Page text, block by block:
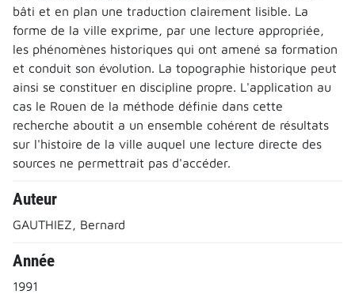
bâti et en plan une traduction clairement lisible. La
forme de la ville exprime, par une lecture appropriée,
les phénomènes historiques qui ont amené sa formation
et conduit son évolution. La topographie historique peut
ainsi se constituer en discipline propre. L'application au
cas le Rouen de la méthode définie dans cette
recherche aboutit a un ensemble cohérent de résultats
sur l'histoire de la ville auquel une lecture directe des
sources ne permettrait pas d'accéder.
Auteur
GAUTHIEZ, Bernard
Année
1991